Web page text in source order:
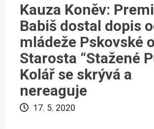
Kauza Koněv:
Babiš dostal dopis
mládeže Pskovské
Starosta “Stažené
Kolář se skrývá a
nereaguje
17. 5. 2020